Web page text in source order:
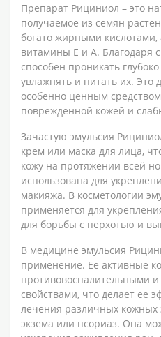
Препарат Рициниол – это
получаемое из семян
богато жирными кислотами,
витамины Е и А. Благодаря
способен проникать
увлажнять и питать их. Это
особенно ценным
поврежденной кожей и
Зачастую эмульсия
крем или маска для лица,
кожу на протяжении всей
использована для
макияжа. В косметологии
применяется для
для борьбы с перхотью и
В медицине эмульсия
применение. Ее активные
противовоспалительными
свойствами, что делает ее
лечения различных кожных
экзема или псориаз. Она